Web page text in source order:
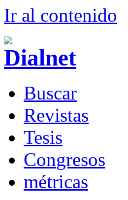
Ir al contenido
Buscar
Revistas
Tesis
Congresos
métricas